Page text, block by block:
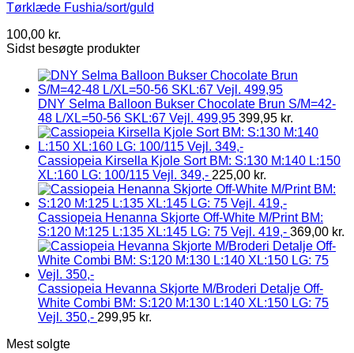
Tørklæde Fushia/sort/guld
100,00 kr.
Sidst besøgte produkter
DNY Selma Balloon Bukser Chocolate Brun S/M=42-
48 L/XL=50-56 SKL:67 Vejl. 499,95 399,95 kr.
Cassiopeia Kirsella Kjole Sort BM: S:130 M:140 L:150
XL:160 LG: 100/115 Vejl. 349,- 225,00 kr.
Cassiopeia Henanna Skjorte Off-White M/Print BM:
S:120 M:125 L:135 XL:145 LG: 75 Vejl. 419,- 369,00 kr.
Cassiopeia Hevanna Skjorte M/Broderi Detalje Off-
White Combi BM: S:120 M:130 L:140 XL:150 LG: 75
Vejl. 350,- 299,95 kr.
Mest solgte